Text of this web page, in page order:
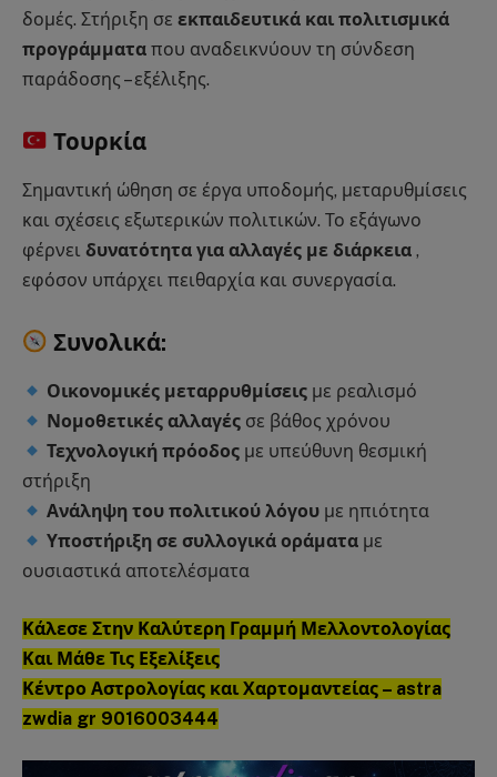
δομές. Στήριξη σε εκπαιδευτικά και πολιτισμικά
προγράμματα που αναδεικνύουν τη σύνδεση
παράδοσης – εξέλιξης.
Τουρκία
Σημαντική ώθηση σε έργα υποδομής, μεταρυθμίσεις
και σχέσεις εξωτερικών πολιτικών. Το εξάγωνο
φέρνει δυνατότητα για αλλαγές με διάρκεια ,
εφόσον υπάρχει πειθαρχία και συνεργασία.
Συνολικά:
Οικονομικές μεταρρυθμίσεις με ρεαλισμό
Νομοθετικές αλλαγές σε βάθος χρόνου
Τεχνολογική πρόοδος με υπεύθυνη θεσμική
στήριξη
Ανάληψη του πολιτικού λόγου με ηπιότητα
Υποστήριξη σε συλλογικά οράματα με
ουσιαστικά αποτελέσματα
Κάλεσε Στην Καλύτερη Γραμμή Μελλοντολογίας
Και Μάθε Τις Εξελίξεις
Κέντρο Αστρολογίας και Χαρτομαντείας – astra
zwdia gr 9016003444